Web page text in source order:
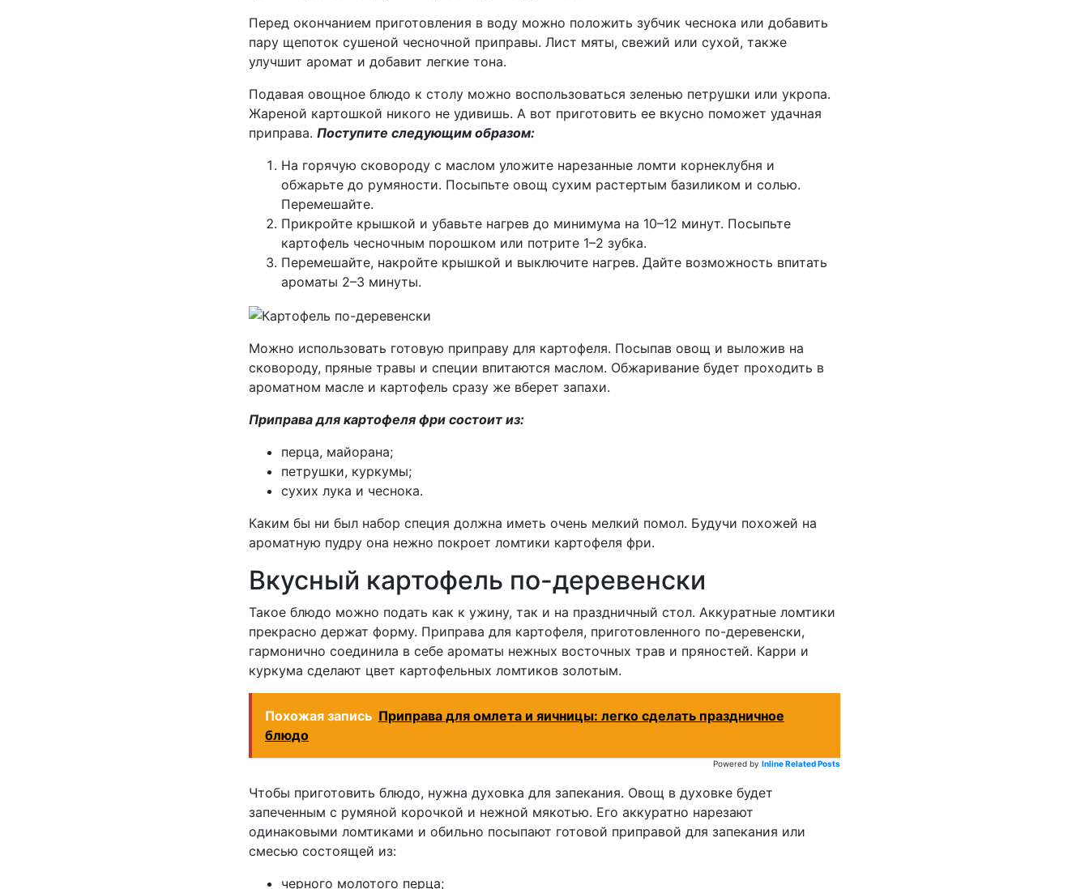
Перед окончанием приготовления в воду можно положить зубчик чеснока или добавить
пару щепоток сушеной чесночной приправы. Лист мяты, свежий или сухой, также
улучшит аромат и добавит легкие тона.
Подавая овощное блюдо к столу можно воспользоваться зеленью петрушки или укропа.
Жареной картошкой никого не удивишь. А вот приготовить ее вкусно поможет удачная
приправа. Поступите следующим образом:
На горячую сковороду с маслом уложите нарезанные ломти корнеклубня и
обжарьте до румяности. Посыпьте овощ сухим растертым базиликом и солью.
Перемешайте.
Прикройте крышкой и убавьте нагрев до минимума на 10–12 минут. Посыпьте
картофель чесночным порошком или потрите 1–2 зубка.
Перемешайте, накройте крышкой и выключите нагрев. Дайте возможность впитать
ароматы 2–3 минуты.
Можно использовать готовую приправу для картофеля. Посыпав овощ и выложив на
сковороду, пряные травы и специи впитаются маслом. Обжаривание будет проходить в
ароматном масле и картофель сразу же вберет запахи.
Приправа для картофеля фри состоит из:
перца, майорана;
петрушки, куркумы;
сухих лука и чеснока.
Каким бы ни был набор специя должна иметь очень мелкий помол. Будучи похожей на
ароматную пудру она нежно покроет ломтики картофеля фри.
Вкусный картофель по-деревенски
Такое блюдо можно подать как к ужину, так и на праздничный стол. Аккуратные ломтики
прекрасно держат форму. Приправа для картофеля, приготовленного по-деревенски,
гармонично соединила в себе ароматы нежных восточных трав и пряностей. Карри и
куркума сделают цвет картофельных ломтиков золотым.
Похожая запись Приправа для омлета и яичницы: легко сделать праздничное
блюдо
Powered by Inline Related Posts
Чтобы приготовить блюдо, нужна духовка для запекания. Овощ в духовке будет
запеченным с румяной корочкой и нежной мякотью. Его аккуратно нарезают
одинаковыми ломтиками и обильно посыпают готовой приправой для запекания или
смесью состоящей из:
черного молотого перца;